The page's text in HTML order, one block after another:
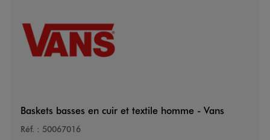
Baskets basses en cuir et textile homme - Vans
Réf. : 50067016